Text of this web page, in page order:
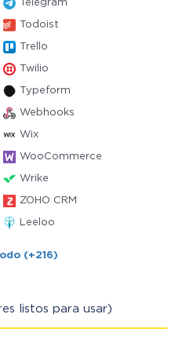
Telegram
Todoist
Trello
Twilio
Typeform
Webhooks
Wix
WooCommerce
Wrike
ZOHO CRM
Leeloo
(+216)
listos para usar)